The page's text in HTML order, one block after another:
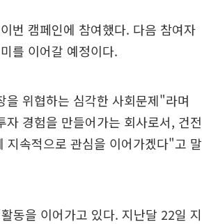
번 캠페인에 참여했다. 다음 참여자
를 이어갈 예정이다.
위협하는 심각한 사회문제"라며
경험을 만들어가는 회사로서, 건전
지속적으로 관심을 이어가겠다"고 말
동을 이어가고 있다. 지난달 22일 지